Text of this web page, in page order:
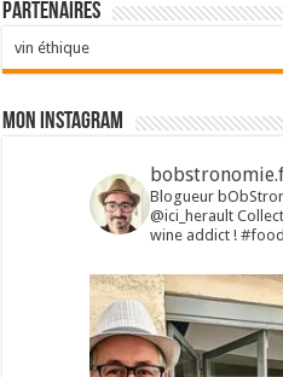
Partenaires
vin éthique
Mon Instagram
Blogueur
@ici_herault
wine addict !